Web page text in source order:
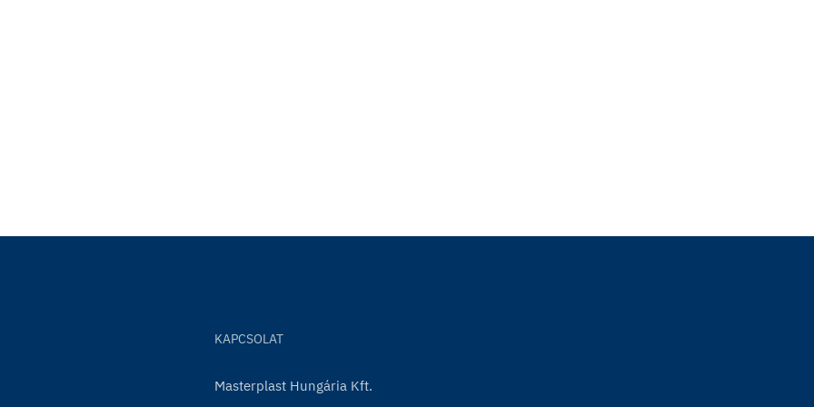
KAPCSOLAT
Masterplast Hungária Kft.